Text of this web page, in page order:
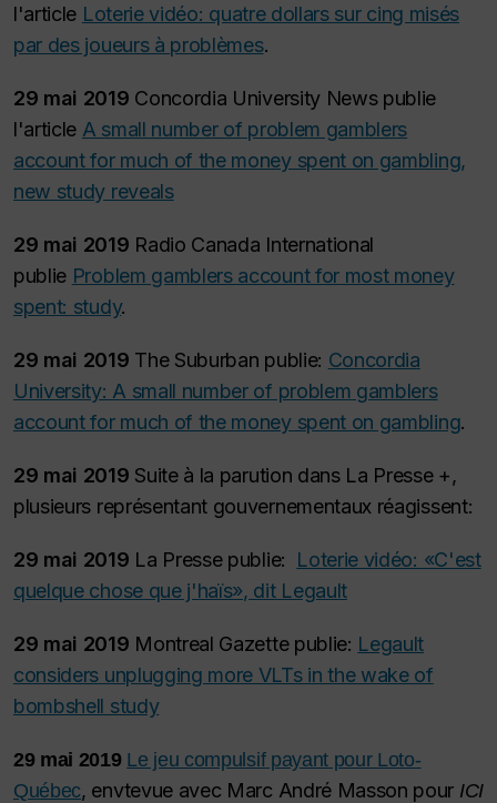
l'article Loterie vidéo: quatre dollars sur cing misés
par des joueurs à problèmes.
29 mai 2019 Concordia University News publie
l'article A small number of problem gamblers
account for much of the money spent on gambling,
new study reveals
29 mai 2019 Radio Canada International
publie Problem gamblers account for most money
spent: study.
29 mai 2019 The Suburban publie: Concordia
University: A small number of problem gamblers
account for much of the money spent on gambling.
29 mai 2019 Suite à la parution dans La Presse +,
plusieurs représentant gouvernementaux réagissent:
29 mai 2019 La Presse publie: Loterie vidéo: «C'est
quelque chose que j'haïs», dit Legault
29 mai 2019 Montreal Gazette publie: Legault
considers unplugging more VLTs in the wake of
bombshell study
29 mai 2019 Le jeu compulsif payant pour Loto-
Québec, envtevue avec Marc André Masson pour ICI